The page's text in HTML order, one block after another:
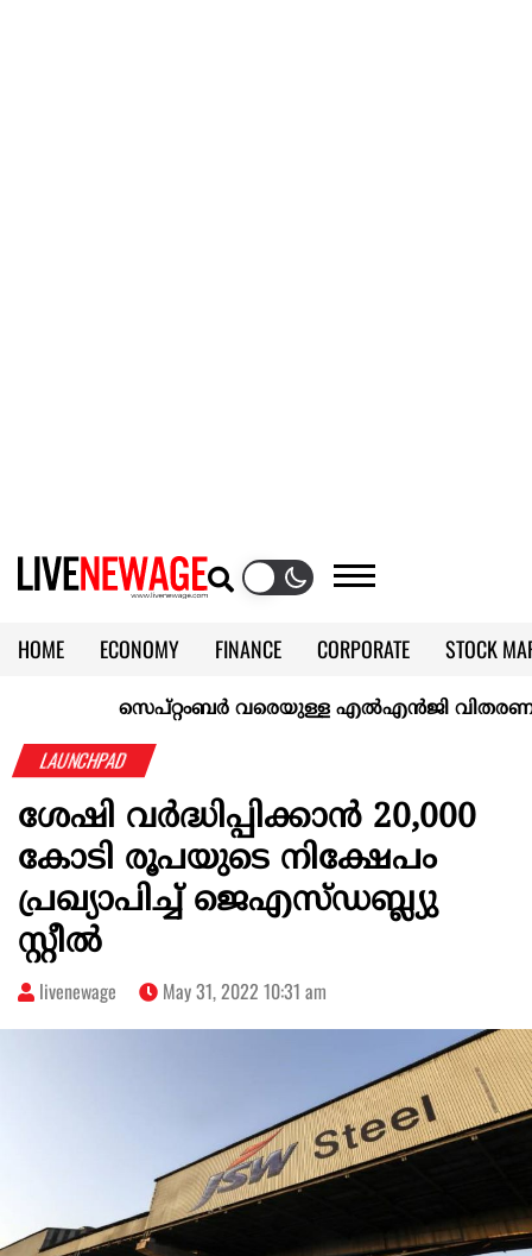
HOME ECONOMY FINANCE CORPORATE
STOCK
KERALA @70
സെപ്റ്റംബർ വരെയുള്ള എൽഎൻജി വിതരണം
LAUNCHPAD
ശേഷി വർദ്ധിപ്പിക്കാൻ 20,000
കോടി രൂപയുടെ നിക്ഷേപം
പ്രഖ്യാപിച്ച് ജെഎസ്ഡബ്ല്യു
സ്റ്റീൽ
livenewage May 31, 2022 10:31 am